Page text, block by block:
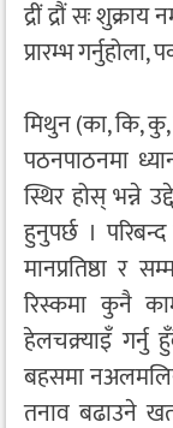
द्रीं द्रौं सः
प्रारम्भ
मिथुन (का, कि,
पठनपाठनमा
स्थिर होस् भन्ने
हुनुपर्छ ।
मानप्रतिष्ठा र
रिस्कमा कुनै
हेलचक्र्याइँ गर्नु
बहसमा
तनाव बढाउने